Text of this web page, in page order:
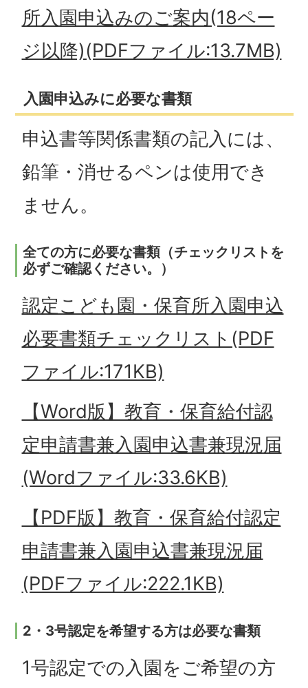
所入園申込みのご案内(18ペー
ジ以降)(PDFファイル:13.7MB)
入園申込みに必要な書類
申込書等関係書類の記入には、
鉛筆・消せるペンは使用でき
ません。
全ての方に必要な書類（チェックリストを
必ずご確認ください。）
認定こども園・保育所入園申込
必要書類チェックリスト(PDF
ファイル:171KB)
【Word版】教育・保育給付認
定申請書兼入園申込書兼現況届
(Wordファイル:33.6KB)
【PDF版】教育・保育給付認定
申請書兼入園申込書兼現況届
(PDFファイル:222.1KB)
2・3号認定を希望する方は必要な書類
1号認定での入園をご希望の方